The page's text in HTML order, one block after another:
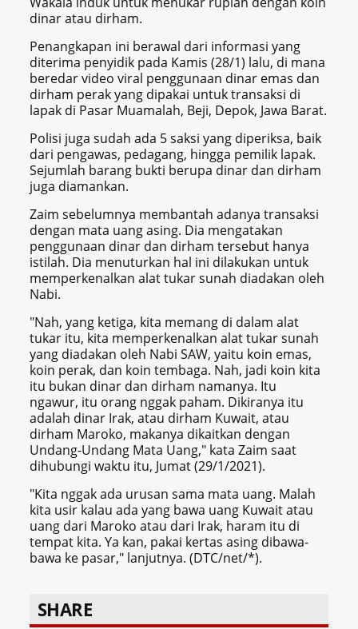
dinar atau dirham.
Penangkapan ini berawal dari informasi yang
diterima penyidik pada Kamis (28/1) lalu, di mana
beredar video viral penggunaan dinar emas dan
dirham perak yang dipakai untuk transaksi di
lapak di Pasar Muamalah, Beji, Depok, Jawa Barat.
Polisi juga sudah ada 5 saksi yang diperiksa, baik
dari pengawas, pedagang, hingga pemilik lapak.
Sejumlah barang bukti berupa dinar dan dirham
juga diamankan.
Zaim sebelumnya membantah adanya transaksi
dengan mata uang asing. Dia mengatakan
penggunaan dinar dan dirham tersebut hanya
istilah. Dia menuturkan hal ini dilakukan untuk
memperkenalkan alat tukar sunah diadakan oleh
Nabi.
"Nah, yang ketiga, kita memang di dalam alat
tukar itu, kita memperkenalkan alat tukar sunah
yang diadakan oleh Nabi SAW, yaitu koin emas,
koin perak, dan koin tembaga. Nah, jadi koin kita
itu bukan dinar dan dirham namanya. Itu
ngawur, itu orang nggak paham. Dikiranya itu
adalah dinar Irak, atau dirham Kuwait, atau
dirham Maroko, makanya dikaitkan dengan
Undang-Undang Mata Uang," kata Zaim saat
dihubungi waktu itu, Jumat (29/1/2021).
"Kita nggak ada urusan sama mata uang. Malah
kita usir kalau ada yang bawa uang Kuwait atau
uang dari Maroko atau dari Irak, haram itu di
tempat kita. Ya kan, pakai kertas asing dibawa-
bawa ke pasar," lanjutnya. (DTC/net/*).
SHARE